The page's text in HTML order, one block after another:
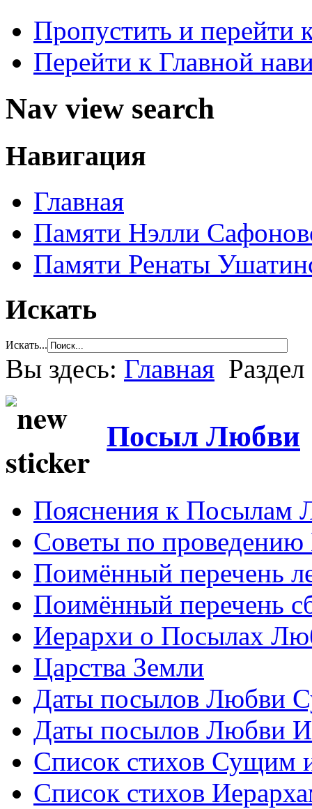
Пропустить и перейти
Перейти к Главной
Nav view search
Навигация
Главная
Памяти Нэлли
Памяти Ренаты
Искать
Искать...
Вы здесь: Главная
Посыл Любви
Пояснения к Посылам
Советы по
Поимённый перечень
Поимённый перечень
Иерархи о Посылах
Царства Земли
Даты посылов Любви
Даты посылов Любви
Список стихов Сущим
Список стихов